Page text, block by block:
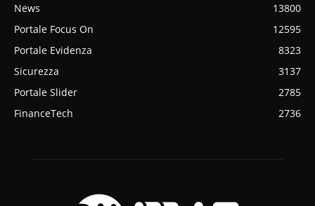
News
13800
Portale Focus On
12595
Portale Evidenza
8323
Sicurezza
3137
Portale Slider
2785
FinanceTech
2736